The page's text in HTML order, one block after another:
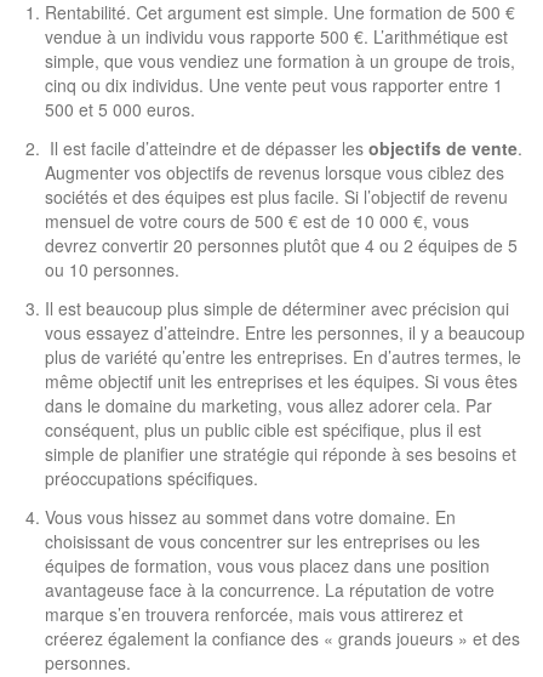
Rentabilité. Cet argument est simple. Une formation de 500 €
vendue à un individu vous rapporte 500 €. L’arithmétique est
simple, que vous vendiez une formation à un groupe de trois,
cinq ou dix individus. Une vente peut vous rapporter entre 1
500 et 5 000 euros.
Il est facile d’atteindre et de dépasser les objectifs de vente.
Augmenter vos objectifs de revenus lorsque vous ciblez des
sociétés et des équipes est plus facile. Si l’objectif de revenu
mensuel de votre cours de 500 € est de 10 000 €, vous
devrez convertir 20 personnes plutôt que 4 ou 2 équipes de 5
ou 10 personnes.
Il est beaucoup plus simple de déterminer avec précision qui
vous essayez d’atteindre. Entre les personnes, il y a beaucoup
plus de variété qu’entre les entreprises. En d’autres termes, le
même objectif unit les entreprises et les équipes. Si vous êtes
dans le domaine du marketing, vous allez adorer cela. Par
conséquent, plus un public cible est spécifique, plus il est
simple de planifier une stratégie qui réponde à ses besoins et
préoccupations spécifiques.
Vous vous hissez au sommet dans votre domaine. En
choisissant de vous concentrer sur les entreprises ou les
équipes de formation, vous vous placez dans une position
avantageuse face à la concurrence. La réputation de votre
marque s’en trouvera renforcée, mais vous attirerez et
créerez également la confiance des « grands joueurs » et des
personnes.